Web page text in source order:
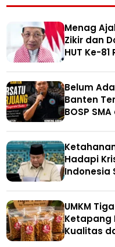
Menag
Zikir dan
HUT Ke-81
Belum
Banten
BOSP
Hadapi
Indonesia
UMKM
Ketapang
Kualitas